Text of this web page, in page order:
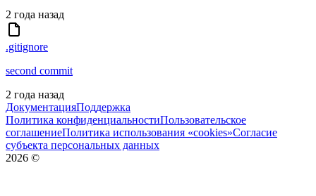
2 года назад
.gitignore
second commit
2 года назад
ДокументацияПоддержка
Политика конфиденциальностиПользовательское
соглашениеПолитика использования «cookies»Согласие
субъекта персональных данных
2026 ©